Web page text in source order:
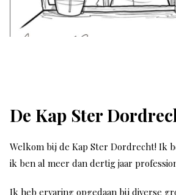
De Kap Ster
Welkom bij de Kap Ster Dordrecht! Ik
ik ben al meer dan dertig jaar
Ik heb ervaring opgedaan bij diverse